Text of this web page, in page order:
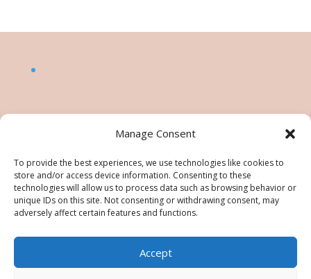
Manage Consent
To provide the best experiences, we use technologies like cookies to
store and/or access device information. Consenting to these
technologies will allow us to process data such as browsing behavior or
unique IDs on this site. Not consenting or withdrawing consent, may
adversely affect certain features and functions.
Accept
©Nésiris. Katia Picollier est Démonstratrice
indépendante pour Stampin' Up!®. Katia est